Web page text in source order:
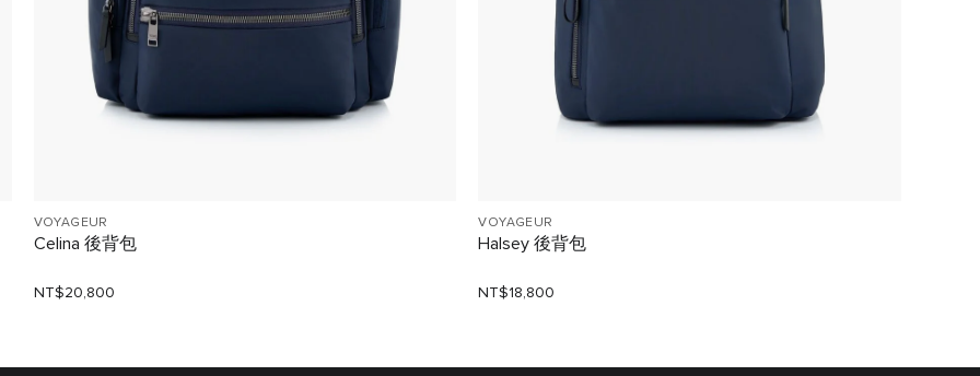
VOYAGEUR
Celina 後背包
NT$20,800
VOYAGEUR
Halsey 後背包
NT$18,800